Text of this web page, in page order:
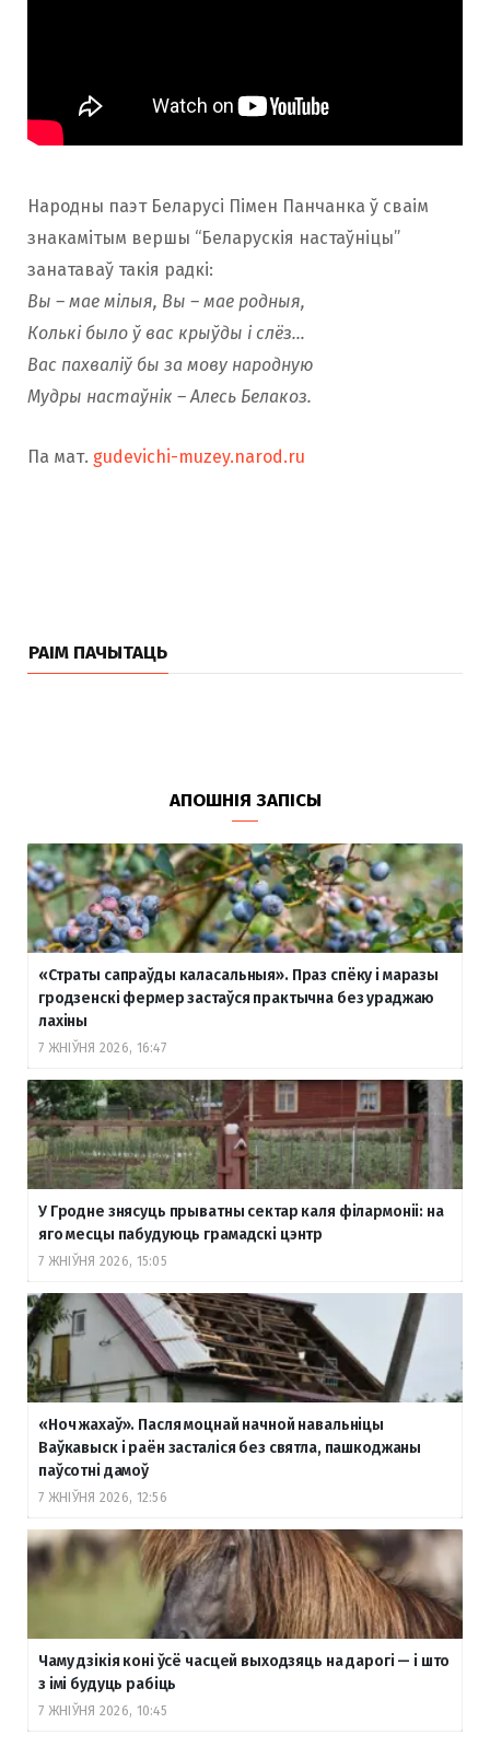
Народны паэт Беларусі Пімен Панчанка ў сваім
знакамітым вершы “Беларускія настаўніцы”
занатаваў такія радкі:
Вы – мае мілыя, Вы – мае родныя,
Колькі было ў вас крыўды і слёз…
Вас пахваліў бы за мову народную
Мудры настаўнік – Алесь Белакоз.
Па мат. gudevichi-muzey.narod.ru
РАІМ ПАЧЫТАЦЬ
АПОШНІЯ ЗАПІСЫ
«Страты сапраўды каласальныя». Праз спёку і маразы
гродзенскі фермер застаўся практычна без ураджаю
лахіны
7 ЖНІЎНЯ 2026, 16:47
У Гродне знясуць прыватны сектар каля філармоніі: на
яго месцы пабудуюць грамадскі цэнтр
7 ЖНІЎНЯ 2026, 15:05
«Ноч жахаў». Пасля моцнай начной навальніцы
Ваўкавыск і раён засталіся без святла, пашкоджаны
паўсотні дамоў
7 ЖНІЎНЯ 2026, 12:56
Чаму дзікія коні ўсё часцей выходзяць на дарогі — і што
з імі будуць рабіць
7 ЖНІЎНЯ 2026, 10:45